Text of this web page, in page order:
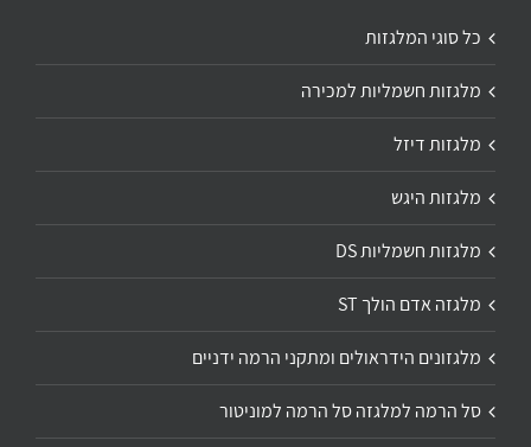
כל סוגי המלגזות
מלגזות חשמליות למכירה
מלגזות דיזל
מלגזות היגש
מלגזות חשמליות DS
מלגזה אדם הולך ST
מלגזונים הידראולים ומתקני הרמה ידניים
סל הרמה למלגזה סל הרמה למוניטור